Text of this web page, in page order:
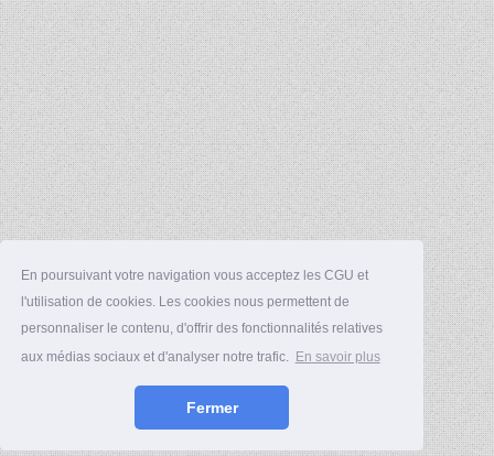
En poursuivant votre navigation vous acceptez les CGU et
l'utilisation de cookies. Les cookies nous permettent de
personnaliser le contenu, d'offrir des fonctionnalités relatives
aux médias sociaux et d'analyser notre trafic. En savoir plus
Fermer